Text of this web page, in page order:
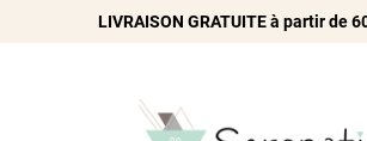
LIVRAISON GRATUITE à partir de